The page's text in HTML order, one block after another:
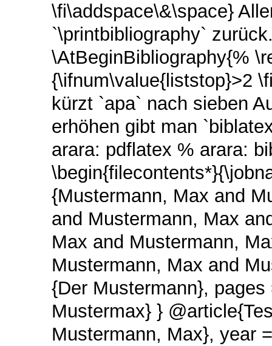
\fi\addspace\&\space}
`\printbibliography`
\AtBeginBibliography{%
{\ifnum\value{liststop}>2
kürzt `apa` nach sieben
erhöhen gibt man
arara: pdflatex % arara:
{Mustermann, Max and
and Mustermann, Max
Max and Mustermann,
Mustermann, Max and
{Der Mustermann},
Mustermax} }
Mustermann, Max}, year